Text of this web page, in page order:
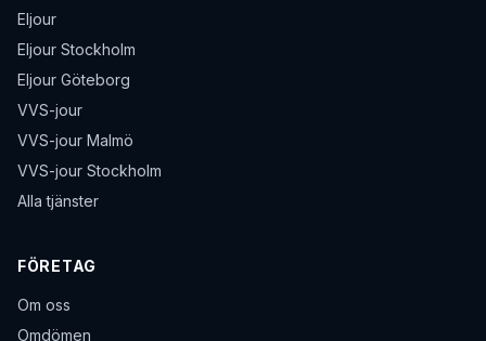
Eljour
Eljour Stockholm
Eljour Göteborg
VVS-jour
VVS-jour Malmö
VVS-jour Stockholm
Alla tjänster
FÖRETAG
Om oss
Omdömen